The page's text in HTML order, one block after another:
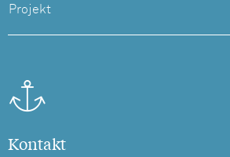
Projekt
Kontakt